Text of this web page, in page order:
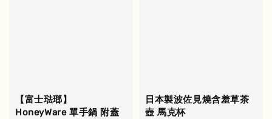
【富士琺瑯】
HoneyWare 單手鍋 附蓋
日本製波佐見燒含羞草茶
壺 馬克杯